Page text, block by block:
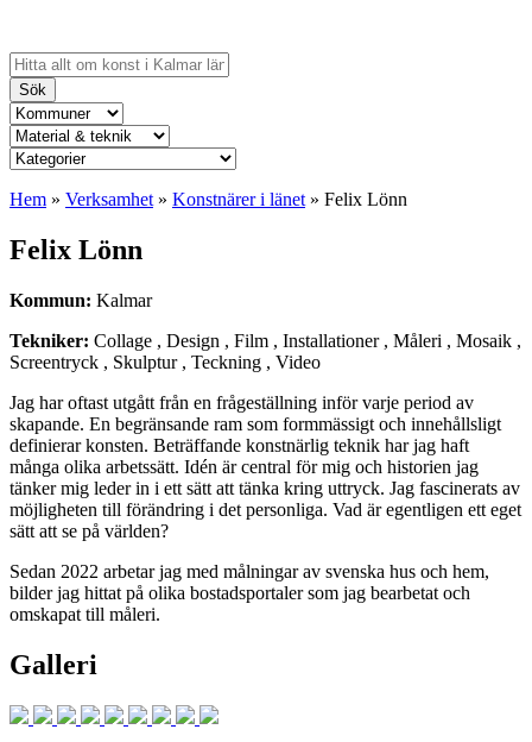
Sök
Hem » Verksamhet » Konstnärer i länet » Felix Lönn
Felix Lönn
Kommun: Kalmar
Tekniker: Collage , Design , Film , Installationer , Måleri , Mosaik ,
Screentryck , Skulptur , Teckning , Video
Jag har oftast utgått från en frågeställning inför varje period av
skapande. En begränsande ram som formmässigt och innehållsligt
definierar konsten. Beträffande konstnärlig teknik har jag haft
många olika arbetssätt. Idén är central för mig och historien jag
tänker mig leder in i ett sätt att tänka kring uttryck. Jag fascinerats av
möjligheten till förändring i det personliga. Vad är egentligen ett eget
sätt att se på världen?
Sedan 2022 arbetar jag med målningar av svenska hus och hem,
bilder jag hittat på olika bostadsportaler som jag bearbetat och
omskapat till måleri.
Galleri